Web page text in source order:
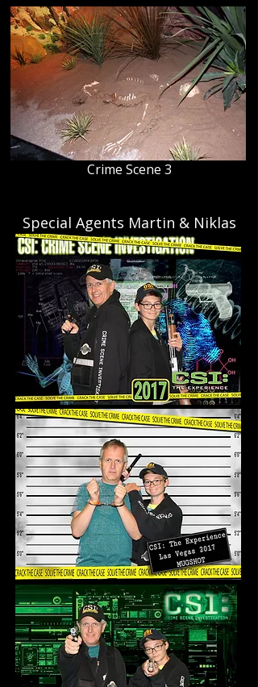
Crime Scene 3
Special Agents Martin & Niklas